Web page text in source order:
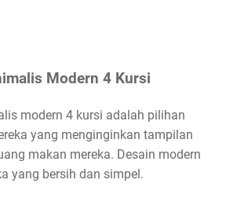
Modern 4 Kursi
modern 4 kursi adalah pilihan
yang menginginkan tampilan
makan mereka. Desain modern
yang bersih dan simpel.